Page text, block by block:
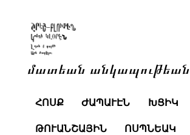
մատեան անկապութեան
ՀՈՍՔ ԺԱՊԱՒԷՆ ԽՑԻԿ
ԹՈՒԱՆՇԱՅԻՆ ՈՍՊՆԵԱԿ